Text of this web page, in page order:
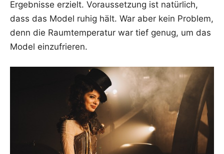
Ergeb­nis­se erzielt. Vor­aus­set­zung ist natür­lich,
dass das Model ruhig hält. War aber kein Pro­blem,
denn die Raum­tem­pe­ra­tur war tief genug, um das
Model einzufrieren.